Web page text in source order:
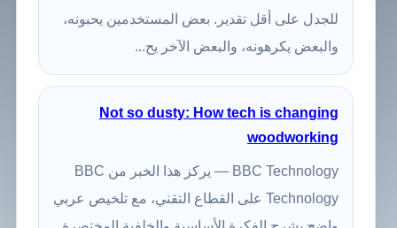
للجدل على أقل تقدير. بعض المستخدمين يحبونه،
والبعض يكرهونه، والبعض الآخر يح...
Not so dusty: How tech is changing
woodworking
BBC Technology — يركز هذا الخبر من BBC
Technology على القطاع التقني، مع تلخيص عربي